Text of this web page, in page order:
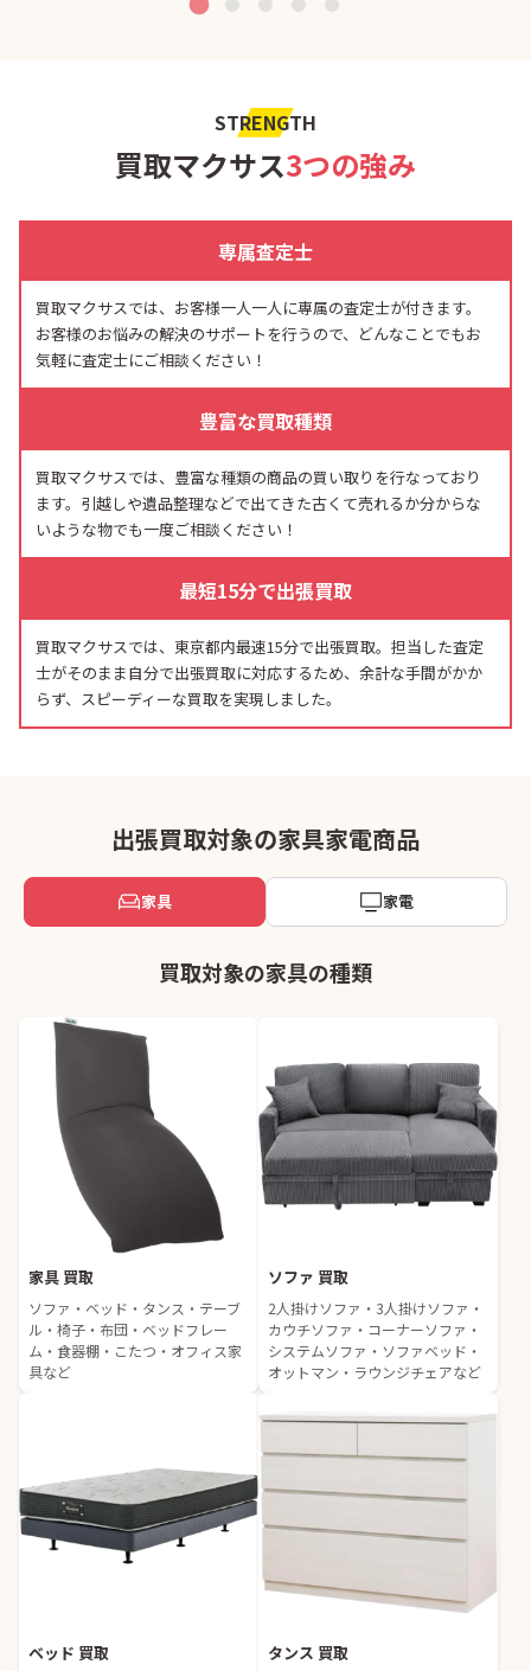
STRENGTH
買取マクサス3つの強み
専属査定士
買取マクサスでは、お客様一人一人に専属の査定士が付きます。
お客様のお悩みの解決のサポートを行うので、どんなことでもお
気軽に査定士にご相談ください！
豊富な買取種類
買取マクサスでは、豊富な種類の商品の買い取りを行なっており
ます。引越しや遺品整理などで出てきた古くて売れるか分からな
いような物でも一度ご相談ください！
最短15分で出張買取
買取マクサスでは、東京都内最速15分で出張買取。担当した査定
士がそのまま自分で出張買取に対応するため、余計な手間がかか
らず、スピーディーな買取を実現しました。
出張買取対象の家具家電商品
家具 家電
買取対象の家具の種類
家具 買取
ソファ・ベッド・タンス・テーブ
ル・椅子・布団・ベッドフレー
ム・食器棚・こたつ・オフィス家
具など
ソファ 買取
2人掛けソファ・3人掛けソファ・
カウチソファ・コーナーソファ・
システムソファ・ソファベッド・
オットマン・ラウンジチェアなど
ベッド 買取 タンス 買取